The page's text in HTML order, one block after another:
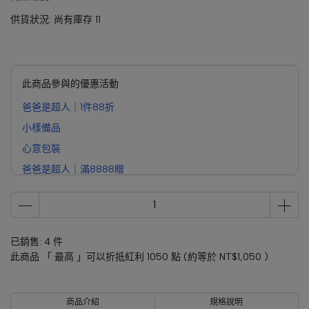
供貨狀況: 尚有庫存 11
此商品參與的優惠活動
爸爸是超人｜1件88折
小樣備品
心意包裝
爸爸是超人｜滿8888贈
已銷售: 4 件
此商品 「 最高 」可以折抵紅利 1050 點 (約等於 NT$1,050 )
商品介紹 規格說明